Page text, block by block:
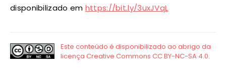
disponibilizado em https://bit.ly/3uxJVqL